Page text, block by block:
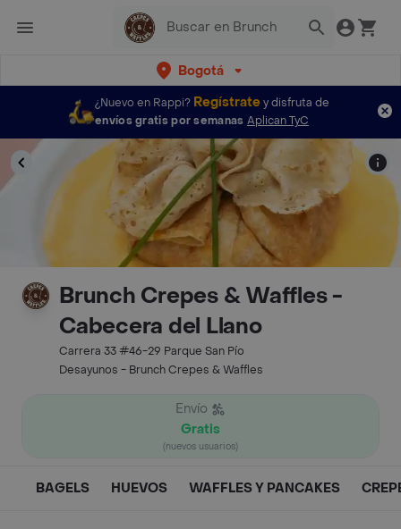
Bogotá
¿Nuevo en Rappi? Regístratey disfruta de
envíos gratis por semanas Aplican TyC
Brunch Crepes & Waffles -
Cabecera del Llano
Carrera 33 #46-29 Parque San Pío
Desayunos - Brunch Crepes & Waffles
Envío
Gratis
(nuevos usuarios)
BAGELS HUEVOS WAFFLES Y PANCAKES